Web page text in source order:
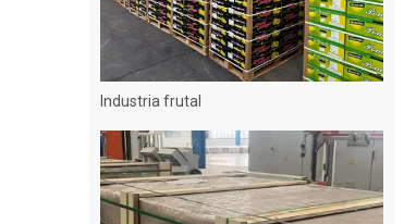
Industria frutal